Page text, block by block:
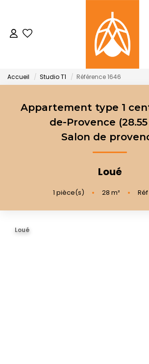
NOTRE AGENCE
Qui Sommes-Nous
Nos Actualités
ACHETER
LOUER
GESTION
Accueil Studio T1 Référence 1646
Appartement type 1
de-Provence
Salon de
Loué
1 pièce(s) • 28 m² • Réf
Loué